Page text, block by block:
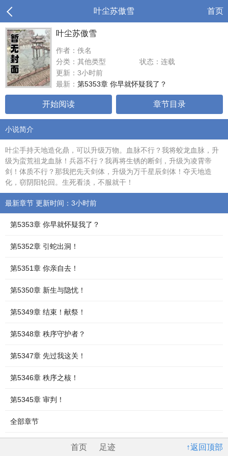
叶尘苏傲雪 首页
叶尘苏傲雪
作者：佚名
分类：其他类型
状态：连载
更新：3小时前
最新： 第5353章 你早就怀疑我了？
开始阅读 章节目录
小说简介
叶尘手持天地造化鼎，可以升级万物。血脉不行？我将蛟龙血脉，升
级为蛮荒祖龙血脉！兵器不行？我再将生锈的断剑，升级为凌霄帝
剑！体质不行？那我把先天剑体，升级为万千星辰剑体！夺天地造
化，窃阴阳轮回。生死看淡，不服就干！
最新章节 更新时间：3小时前
第5353章 你早就怀疑我了？
第5352章 引蛇出洞！
第5351章 你亲自去！
第5350章 新生与隐忧！
第5349章 结束！献祭！
第5348章 秩序守护者？
第5347章 先过我这关！
第5346章 秩序之核！
第5345章 审判！
全部章节
↑返回顶部
首页 足迹